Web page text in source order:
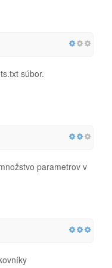
súbor.
parametrov v